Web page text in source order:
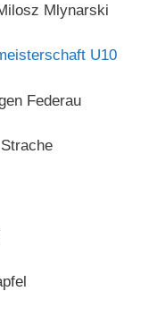
Mlynarski
U10
Federau